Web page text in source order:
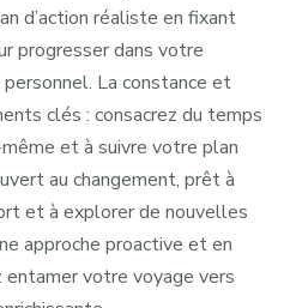
d’action réaliste en fixant
progresser dans votre
La constance et
clés : consacrez du temps
et à suivre votre plan
au changement, prêt à
et à explorer de nouvelles
approche proactive et en
votre voyage vers